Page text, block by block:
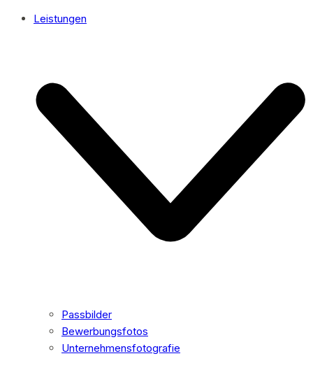
Leistungen
Passbilder
Bewerbungsfotos
Unternehmensfotografie